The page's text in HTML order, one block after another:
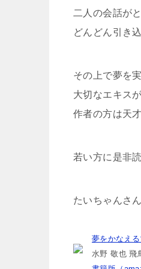
二人の会話が
どんどん引き
その上で夢を
大切なエキス
作者の方は天
若い方に是非
たいちゃん
夢をかなえる
水野 敬也 飛